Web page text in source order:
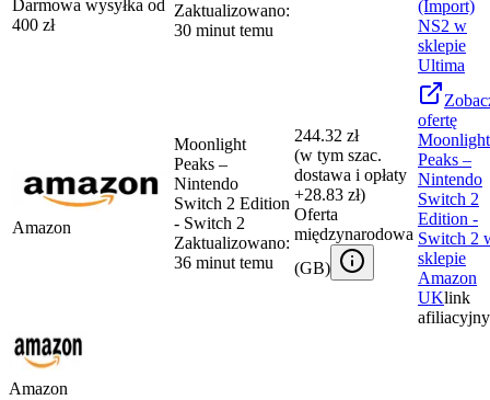
Darmowa wysyłka od
400 zł
Zaktualizowano:
30 minut temu
(Import)
NS2 w
sklepie
Ultima
Amazon
Moonlight
Peaks –
Nintendo
Switch 2 Edition
- Switch 2
Zaktualizowano:
36 minut temu
244.32 zł
(w tym szac.
dostawa i opłaty
+28.83 zł)
Oferta
międzynarodowa
(GB)
ofertę
Moonlight
Peaks –
Nintendo
Switch 2
Edition -
Switch 2
sklepie
Amazon
UKlink
afiliacyjny
Amazon